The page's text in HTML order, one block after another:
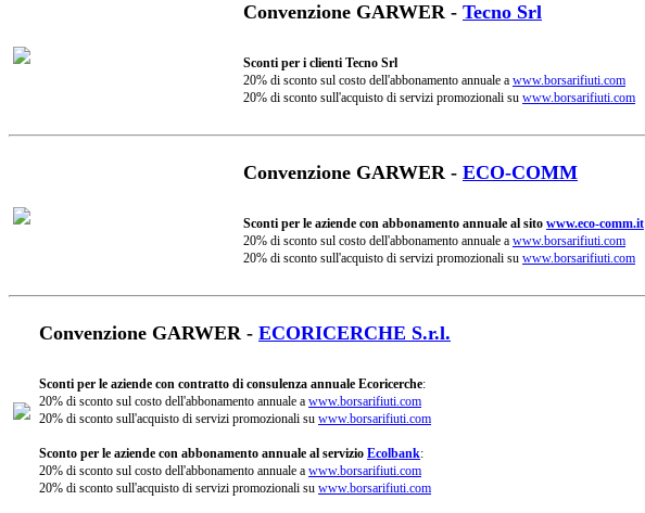
Convenzione GARWER - Tecno Srl
Sconti per i clienti Tecno Srl
20% di sconto sul costo dell'abbonamento annuale a www.borsarifiuti.com
20% di sconto sull'acquisto di servizi promozionali su www.borsarifiuti.com
Convenzione GARWER - ECO-COMM
Sconti per le aziende con abbonamento annuale al sito www.eco-comm.it
20% di sconto sul costo dell'abbonamento annuale a www.borsarifiuti.com
20% di sconto sull'acquisto di servizi promozionali su www.borsarifiuti.com
Convenzione GARWER - ECORICERCHE S.r.l.
Sconti per le aziende con contratto di consulenza annuale Ecoricerche:
20% di sconto sul costo dell'abbonamento annuale a www.borsarifiuti.com
20% di sconto sull'acquisto di servizi promozionali su www.borsarifiuti.com
Sconto per le aziende con abbonamento annuale al servizio Ecolbank:
20% di sconto sul costo dell'abbonamento annuale a www.borsarifiuti.com
20% di sconto sull'acquisto di servizi promozionali su www.borsarifiuti.com